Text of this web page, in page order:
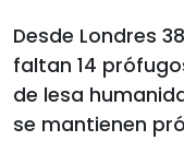
Desde Londres
faltan 14
de lesa
se mantienen